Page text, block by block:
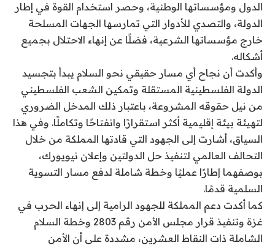
الدول ومؤسساتها الوطنية، وحصر استخدام القوة في إطار
الدولة، والتصدي للأدوار التي تمارسها الجهات المسلحة
خارج مؤسساتها الشرعية، فضلًا عن إنهاء الاحتلال بجميع
أشكاله.
وأكدت أن نجاح أي مسار حقيقي نحو السلام يبدأ بتجسيد
الدولة الفلسطينية المستقلة وتمكين الشعب الفلسطيني
من نيل حقوقه المشروعة، باعتبار ذلك المدخل الضروري
لتهيئة بيئة إقليمية أكثر استقرارًا وانفتاحًا وتكاملًا. وفي هذا
السياق، أشارت إلى الجهود التي قادتها المملكة من خلال
التحالف العالمي لتنفيذ حل الدولتين وإعلان نيويورك،
بوصفهما إطارًا عمليًا وخطة شاملة لدفع مسار التسوية
السلمية قدمًا.
كما أكدت دعم المملكة للجهود الرامية إلى إنهاء الحرب في
غزة وتنفيذ قرار مجلس الأمن رقم 2803 وخطة السلام
الشاملة ذات النقاط العشرين، مشددة على أن الأمن